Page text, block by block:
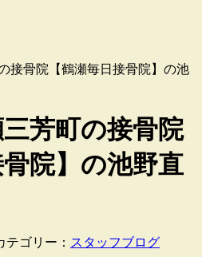
接骨院【鶴瀬毎日接骨院】の池
芳町の接骨院
骨院】の池野直
テゴリー： スタッフブログ